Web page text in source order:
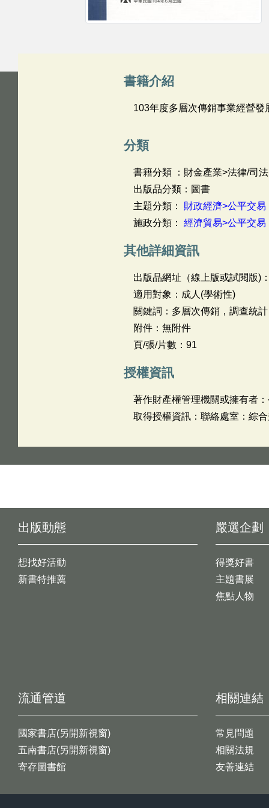
書籍介紹
103年度多層次傳銷事業經營
分類
書籍分類 ：財金產業>法律/司法
出版品分類：圖書
主題分類： 財政經濟>公平交易
施政分類： 經濟貿易>公平交易
其他詳細資訊
出版品網址（線上版或試閱版)
適用對象：成人(學術性)
關鍵詞：多層次傳銷，調查統計
附件：無附件
頁/張/片數：91
授權資訊
著作財產權管理機關或擁有者
取得授權資訊：聯絡處室：綜
出版動態
想找好活動
新書特推薦
嚴選企劃
得獎好書
主題書展
焦點人物
流通管道
國家書店(另開新視窗)
五南書店(另開新視窗)
寄存圖書館
相關連結
常見問題
相關法規
友善連結